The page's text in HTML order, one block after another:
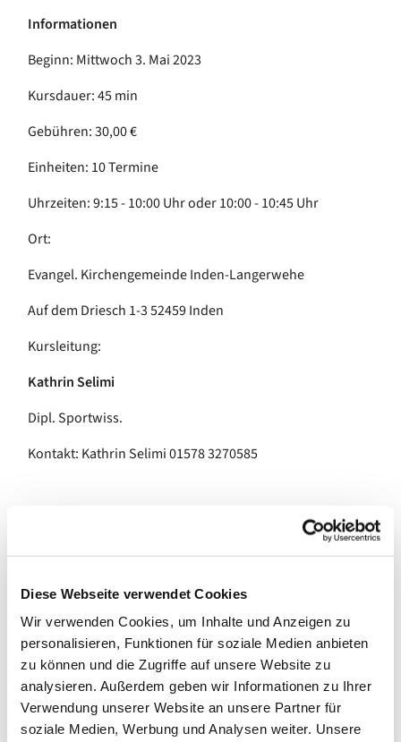
Diese Webseite verwendet Cookies
Wir verwenden Cookies, um Inhalte und Anzeigen zu
personalisieren, Funktionen für soziale Medien anbieten
zu können und die Zugriffe auf unsere Website zu
analysieren. Außerdem geben wir Informationen zu Ihrer
Verwendung unserer Website an unsere Partner für
soziale Medien, Werbung und Analysen weiter. Unsere
Informationen
Beginn: Mittwoch 3. Mai 2023
Kursdauer: 45 min
Gebühren: 30,00 €
Einheiten: 10 Termine
Uhrzeiten: 9:15 - 10:00 Uhr oder 10:00 - 10:45 Uhr
Ort:
Evangel. Kirchengemeinde Inden-Langerwehe
Auf dem Driesch 1-3 52459 Inden
Kursleitung:
Kathrin Selimi
Dipl. Sportwiss.
Kontakt: Kathrin Selimi 01578 3270585
- Prof. Dr. Ingo Froböse-
Wichtige Hinweise
Bitte melden Sie sich vor Kursbeginn mit unserem
Anmeldeformular an. Die Anmeldung gilt als verbindlich.
Die Kursgebühr wird vor Beginn, jedoch spätestens am
ersten Termin vollständig in Bar bezahlt.